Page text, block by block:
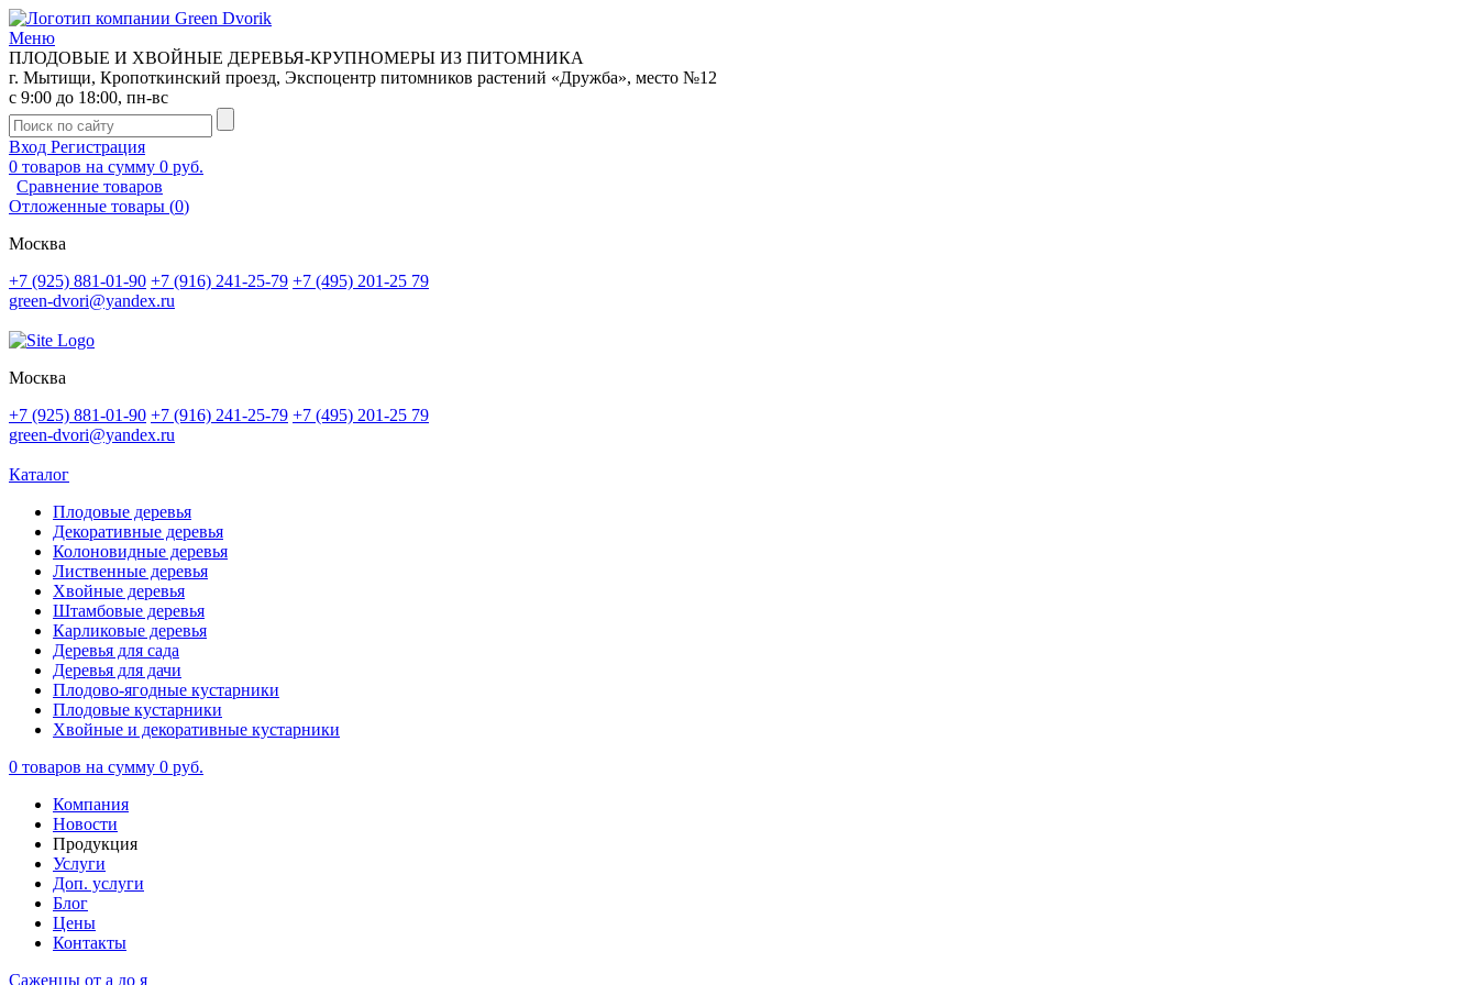
Меню
ПЛОДОВЫЕ И ХВОЙНЫЕ ДЕРЕВЬЯ-КРУПНОМЕРЫ ИЗ ПИТОМНИКА
г. Мытищи, Кропоткинский проезд, Экспоцентр питомников растений «Дружба», место №12
с 9:00 до 18:00, пн-вс
Вход Регистрация
0 товаров на сумму 0 руб.
Сравнение товаров
Отложенные товары (0)
Москва
+7 (925) 881-01-90 +7 (916) 241-25-79 +7 (495) 201-25 79
green-dvori@yandex.ru
Москва
+7 (925) 881-01-90 +7 (916) 241-25-79 +7 (495) 201-25 79
green-dvori@yandex.ru
Каталог
Плодовые деревья
Декоративные деревья
Колоновидные деревья
Лиственные деревья
Хвойные деревья
Штамбовые деревья
Карликовые деревья
Деревья для сада
Деревья для дачи
Плодово-ягодные кустарники
Плодовые кустарники
Хвойные и декоративные кустарники
0 товаров на сумму 0 руб.
Компания
Новости
Продукция
Услуги
Доп. услуги
Блог
Цены
Контакты
Саженцы от а до я